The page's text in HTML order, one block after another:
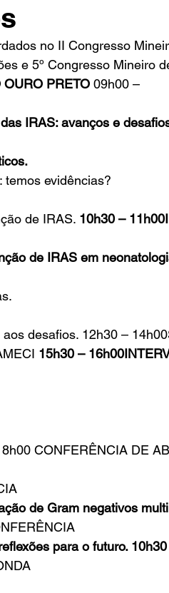
no II Congresso
e 5º Congresso Mineiro
OURO PRETO 09h00 –
IRAS: avanços e
temos evidências?
de IRAS. 10h30 –
de IRAS em
desafios. 12h30 –
15h30 –
CONFERÊNCIA DE
de Gram negativos
para o futuro.